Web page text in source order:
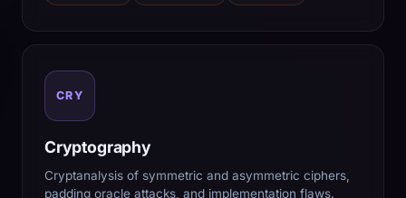
CRY
Cryptography
Cryptanalysis of symmetric and asymmetric ciphers,
padding oracle attacks, and implementation flaws.